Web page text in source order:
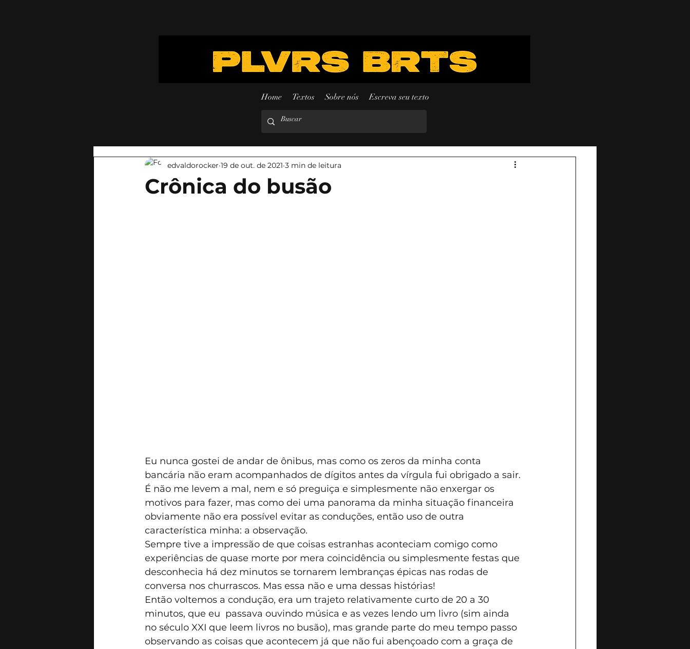
Home Textos Sobre nós Escreva seu texto
Crônica do busão
edvaldorocker 19 de out. de 2021 3 min de leitura
Eu nunca gostei de andar de ônibus, mas como os zeros da minha conta
bancária não eram acompanhados de dígitos antes da vírgula fui obrigado a sair.
É não me levem a mal, nem e só preguiça e simplesmente não enxergar os
motivos para fazer, mas como dei uma panorama da minha situação financeira
obviamente não era possível evitar as conduções, então uso de outra
característica minha: a observação.
Sempre tive a impressão de que coisas estranhas aconteciam comigo como
experiências de quase morte por mera coincidência ou simplesmente festas que
desconhecia há dez minutos se tornarem lembranças épicas nas rodas de
conversa nos churrascos. Mas essa não e uma dessas histórias!
Então voltemos a condução, era um trajeto relativamente curto de 20 a 30
minutos, que eu  passava ouvindo música e as vezes lendo um livro (sim ainda
no século XXI que leem livros no busão), mas grande parte do meu tempo passo
observando as coisas que acontecem já que não fui abençoado com a graça de